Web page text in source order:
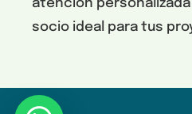
atención
socio ideal para tus